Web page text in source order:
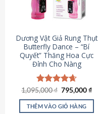
Dương Vật Giả Rung Thụt
Butterfly Dance – “Bí
Quyết” Thăng Hoa Cực
Đỉnh Cho Nàng
Được xếp
hạng4.65
5 sao
1,095,000₫ Giá
là:
1,095,000 ₫.
795,000₫Giá
tại
THÊM VÀO GIỎ HÀNG